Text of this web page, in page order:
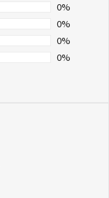
0%
0%
0%
0%